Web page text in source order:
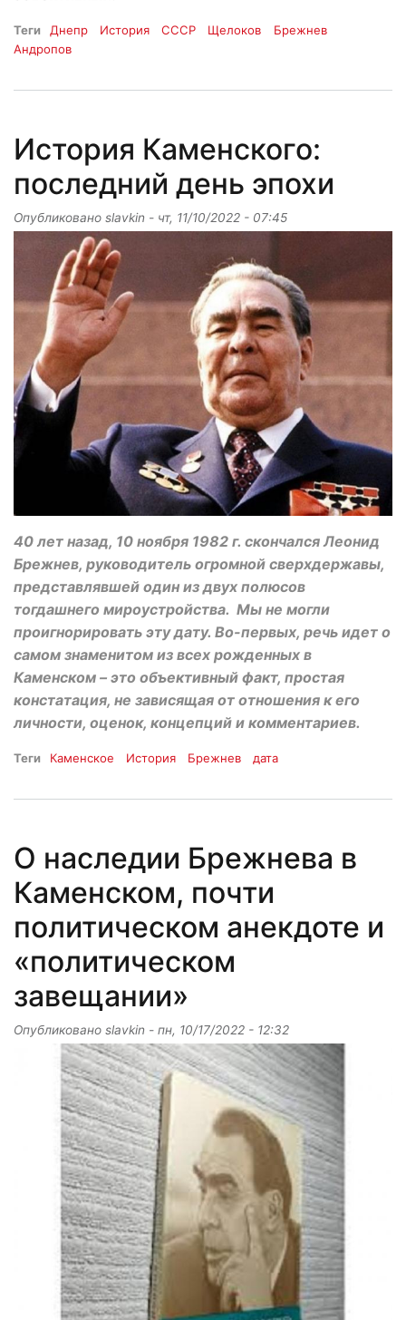
Теги Днепр История СССР Щелоков
Брежнев
Андропов
История Каменского:
последний день эпохи
Опубликовано slavkin - чт, 11/10/2022 - 07:45
40 лет назад, 10 ноября 1982 г. скончался Леонид
Брежнев, руководитель огромной сверхдержавы,
представлявшей один из двух полюсов
тогдашнего мироустройства. Мы не могли
проигнорировать эту дату. Во-первых, речь идет о
самом знаменитом из всех рожденных в
Каменском – это объективный факт, простая
констатация, не зависящая от отношения к его
личности, оценок, концепций и комментариев.
Теги Каменское История Брежнев дата
О наследии Брежнева в
Каменском, почти
политическом анекдоте и
«политическом
завещании»
Опубликовано slavkin - пн, 10/17/2022 - 12:32